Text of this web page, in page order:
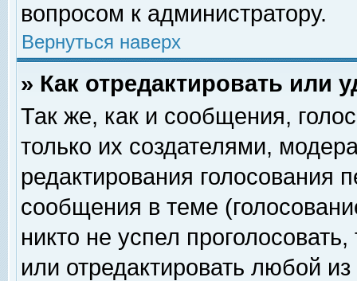
вопросом к администратору.
Вернуться наверх
» Как отредактировать или
Так же, как и сообщения,
только их создателями,
редактирования голосования
сообщения в теме
никто не успел
или отредактировать любой